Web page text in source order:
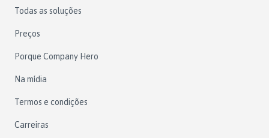
Todas as soluções
Preços
Porque Company Hero
Na mídia
Termos e condições
Carreiras